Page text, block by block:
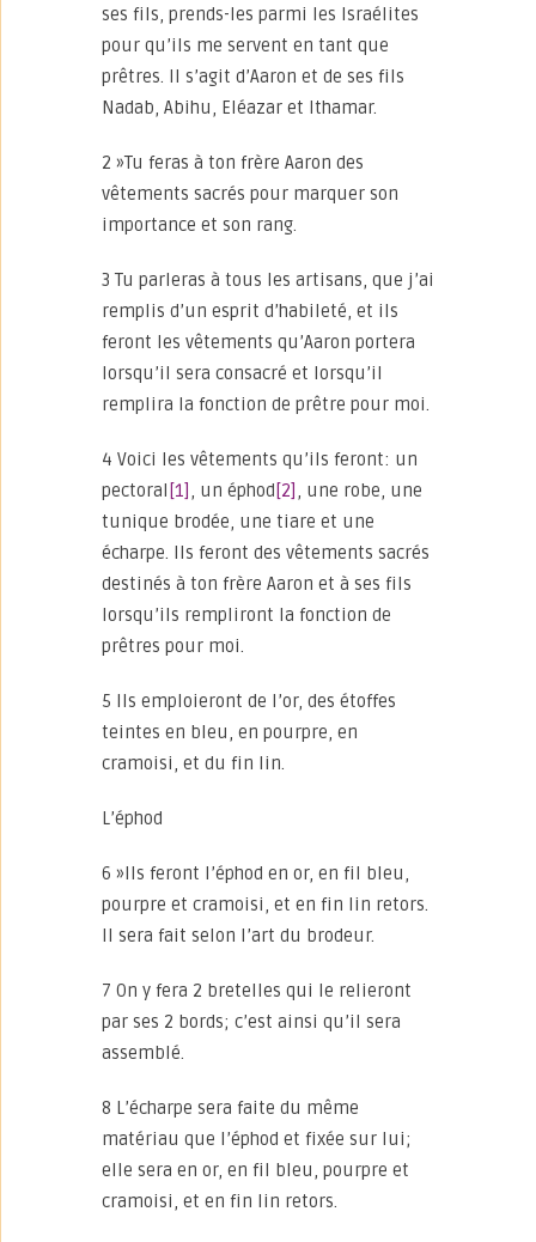
ses fils, prends-les parmi les Israélites
pour qu’ils me servent en tant que
prêtres. Il s’agit d’Aaron et de ses fils
Nadab, Abihu, Eléazar et Ithamar.
2 »Tu feras à ton frère Aaron des
vêtements sacrés pour marquer son
importance et son rang.
3 Tu parleras à tous les artisans, que j’ai
remplis d’un esprit d’habileté, et ils
feront les vêtements qu’Aaron portera
lorsqu’il sera consacré et lorsqu’il
remplira la fonction de prêtre pour moi.
4 Voici les vêtements qu’ils feront: un
pectoral [1] , un éphod [2] , une robe, une
tunique brodée, une tiare et une
écharpe. Ils feront des vêtements sacrés
destinés à ton frère Aaron et à ses fils
lorsqu’ils rempliront la fonction de
prêtres pour moi.
5 Ils emploieront de l’or, des étoffes
teintes en bleu, en pourpre, en
cramoisi, et du fin lin.
L’éphod
6 »Ils feront l’éphod en or, en fil bleu,
pourpre et cramoisi, et en fin lin retors.
Il sera fait selon l’art du brodeur.
7 On y fera 2 bretelles qui le relieront
par ses 2 bords; c’est ainsi qu’il sera
assemblé.
8 L’écharpe sera faite du même
matériau que l’éphod et fixée sur lui;
elle sera en or, en fil bleu, pourpre et
cramoisi, et en fin lin retors.